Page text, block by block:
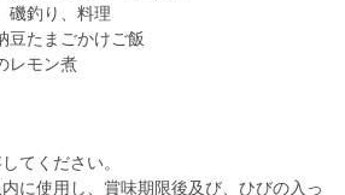
磯釣り、料理
豆たまごかけご飯
てください。
に使用し、賞味期限後及び、ひびの入っ